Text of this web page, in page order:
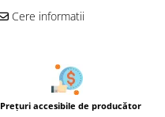
Cere informatii
Prețuri accesibile de producător